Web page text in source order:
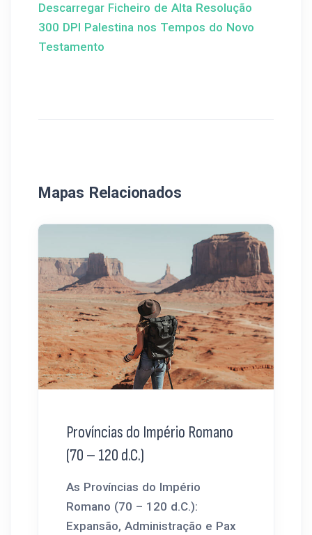
Descarregar Ficheiro de Alta Resolução
300 DPI Palestina nos Tempos do Novo
Testamento
Mapas Relacionados
Províncias do Império Romano
(70 – 120 d.C.)
As Províncias do Império
Romano (70 – 120 d.C.):
Expansão, Administração e Pax